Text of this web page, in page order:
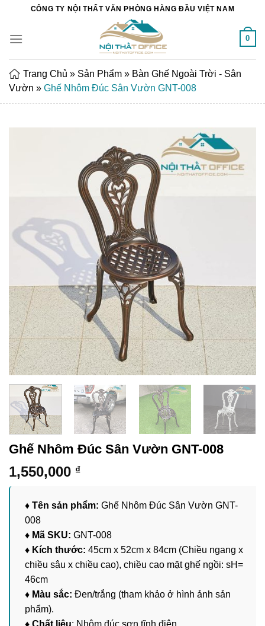
Chuyển
nội
CÔNG TY NỘI THẤT VĂN PHÒNG HÀNG ĐẦU VIỆT NAM
0
Trang Chủ » Sản Phẩm » Bàn Ghế Ngoài Trời - Sân
Vườn » Ghế Nhôm Đúc Sân Vườn GNT-008
Ghế Nhôm Đúc Sân Vườn GNT-008
1,550,000 ₫
♦ Tên sản phẩm: Ghế Nhôm Đúc Sân Vườn GNT-
008
♦ Mã SKU: GNT-008
♦ Kích thước: 45cm x 52cm x 84cm (Chiều ngang x
chiều sâu x chiều cao), chiều cao mặt ghế ngồi: sH=
46cm
♦ Màu sắc: Đen/trắng (tham khảo ở hình ảnh sản
phẩm).
♦ Chất liệu: Nhôm đúc sơn tĩnh điện